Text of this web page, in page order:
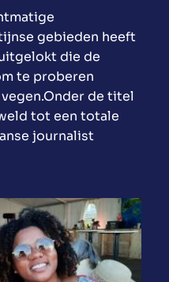
gebieden heeft
die de
te proberen
de titel
tot een totale
journalist